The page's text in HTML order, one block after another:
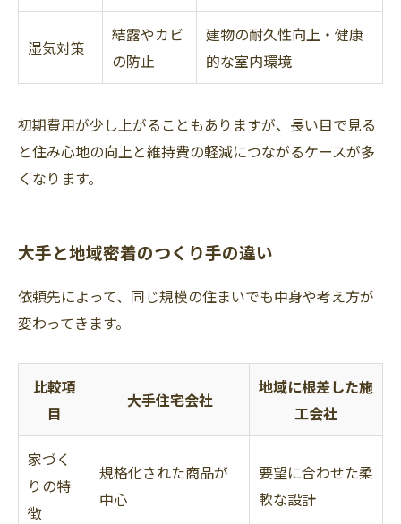
湿気対策
結露やカビ
の防止
建物の耐久性向上・健康
的な室内環境
初期費用が少し上がることもありますが、長い目で見る
と住み心地の向上と維持費の軽減につながるケースが多
くなります。
大手と地域密着のつくり手の違い
依頼先によって、同じ規模の住まいでも中身や考え方が
変わってきます。
比較項
目
大手住宅会社
地域に根差した施
工会社
家づく
りの特
徴
規格化された商品が
中心
要望に合わせた柔
軟な設計